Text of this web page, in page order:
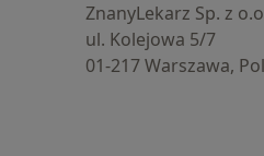
ZnanyLekarz Sp. z
ul. Kolejowa 5/7
01-217 Warszawa,